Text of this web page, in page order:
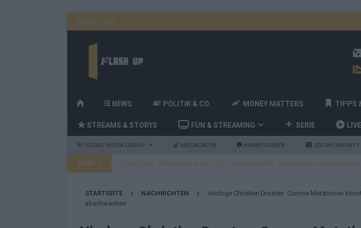
AUGUST 2026
H
M
E
NEWS POLITIK & CO. MONEY MATTERS TIPPS
STREAMS & STORYS FUN & STREAMING SERIE LIVE
COZMO MEDIA GROUP MEDIADATEN HINWEISGEBER COZMO INFINITY
FEED [ Mai 2026 ] DARA gewinnt den ESC – Bulgarien jubelt, Israel sorgt für
[ Mai 2026 ] JJ, Lordi, Verka Serduchka und Billy Joel – das ESC-Finale wird eine
STARTSEITE NACHRICHTEN
Virologe Christian Drosten: Corona-Mutationen
abschwächen